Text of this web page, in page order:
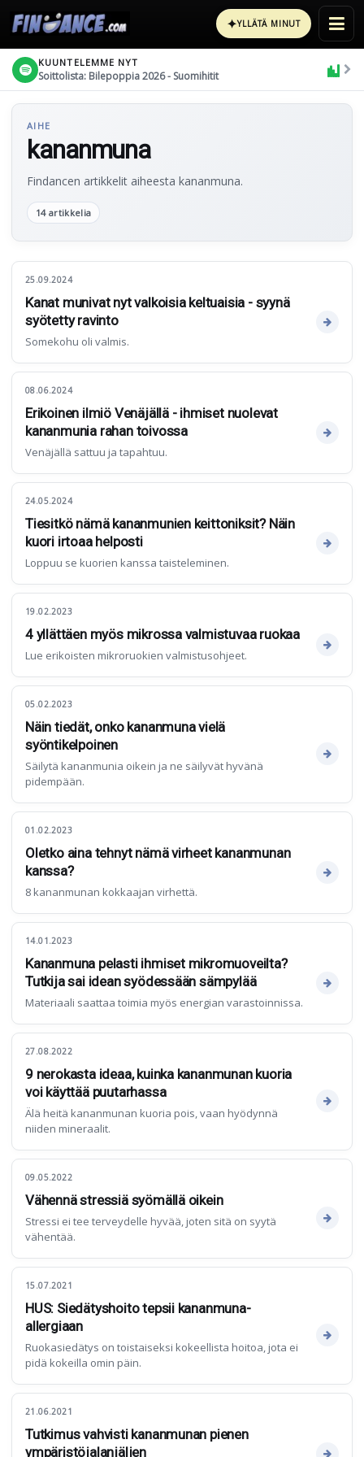
✦YLLÄTÄ MINUT
KUUNTELEMME NYT
Soittolista: Bilepoppia 2026 - Suomihitit
AIHE
kananmuna
Findancen artikkelit aiheesta kananmuna.
14 artikkelia
25.09.2024
Kanat munivat nyt valkoisia keltuaisia - syynä
syötetty ravinto
Somekohu oli valmis.
08.06.2024
Erikoinen ilmiö Venäjällä - ihmiset nuolevat
kananmunia rahan toivossa
Venäjällä sattuu ja tapahtuu.
24.05.2024
Tiesitkö nämä kananmunien keittoniksit? Näin
kuori irtoaa helposti
Loppuu se kuorien kanssa taisteleminen.
19.02.2023
4 yllättäen myös mikrossa valmistuvaa ruokaa
Lue erikoisten mikroruokien valmistusohjeet.
05.02.2023
Näin tiedät, onko kananmuna vielä
syöntikelpoinen
Säilytä kananmunia oikein ja ne säilyvät hyvänä
pidempään.
01.02.2023
Oletko aina tehnyt nämä virheet kananmunan
kanssa?
8 kananmunan kokkaajan virhettä.
14.01.2023
Kananmuna pelasti ihmiset mikromuoveilta?
Tutkija sai idean syödessään sämpylää
Materiaali saattaa toimia myös energian varastoinnissa.
27.08.2022
9 nerokasta ideaa, kuinka kananmunan kuoria
voi käyttää puutarhassa
Älä heitä kananmunan kuoria pois, vaan hyödynnä
niiden mineraalit.
09.05.2022
Vähennä stressiä syömällä oikein
Stressi ei tee terveydelle hyvää, joten sitä on syytä
vähentää.
15.07.2021
HUS: Siedätyshoito tepsii kananmuna-
allergiaan
Ruokasiedätys on toistaiseksi kokeellista hoitoa, jota ei
pidä kokeilla omin päin.
21.06.2021
Tutkimus vahvisti kananmunan pienen
ympäristöjalanjäljen